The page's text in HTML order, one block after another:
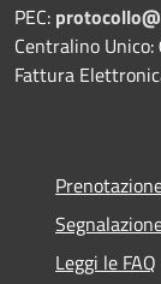
PEC:
Centralino
Fattura
Leggi le FAQ